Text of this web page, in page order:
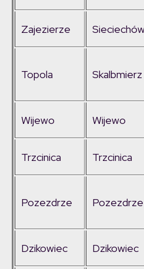
Zajezierze
Topola Skalbmierz
Wijewo Wijewo
Trzcinica Trzcinica
Pozezdrze Pozezdrze
Dzikowiec Dzikowiec